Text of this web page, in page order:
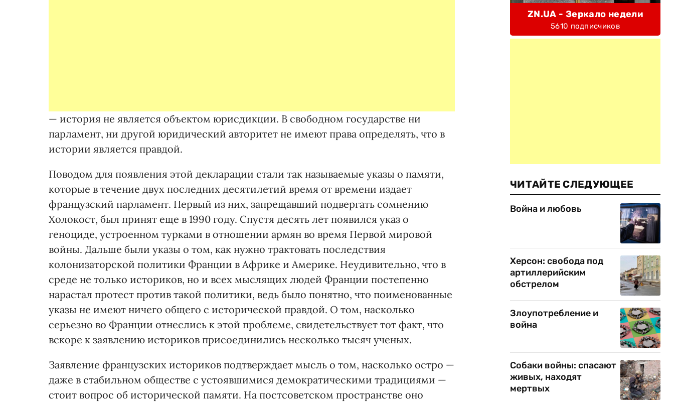
— история не является объектом юрисдикции. В свободном государстве ни
парламент, ни другой юридический авторитет не имеют права определять, что в
истории является правдой.
Поводом для появления этой декларации стали так называемые указы о памяти,
которые в течение двух последних десятилетий время от времени издает
французский парламент. Первый из них, запрещавший подвергать сомнению
Холокост, был принят еще в 1990 году. Спустя десять лет появился указ о
геноциде, устроенном турками в отношении армян во время Первой мировой
войны. Дальше были указы о том, как нужно трактовать последствия
колонизаторской политики Франции в Африке и Америке. Неудивительно, что в
среде не только историков, но и всех мыслящих людей Франции постепенно
нарастал протест против такой политики, ведь было понятно, что поименованные
указы не имеют ничего общего с исторической правдой. О том, насколько
серьезно во Франции отнеслись к этой проблеме, свидетельствует тот факт, что
вскоре к заявлению историков присоединились несколько тысяч ученых.
Заявление французских историков подтверждает мысль о том, насколько остро —
даже в стабильном обществе с устоявшимися демократическими традициями —
стоит вопрос об исторической памяти. На постсоветском пространстве оно
ZN.UA - Зеркало недели
5610 подписчиков
ЧИТАЙТЕ СЛЕДУЮЩЕЕ
Война и любовь
Херсон: свобода под
артиллерийским
обстрелом
Злоупотребление и
война
Собаки войны: спасают
живых, находят
мертвых